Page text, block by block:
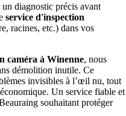
diagnostic précis avant
service d'inspection
racines, etc.) dans vos
caméra à Winenne, nous
démolition inutile. Ce
invisibles à l’œil nu, tout
Un service fiable et
souhaitant protéger